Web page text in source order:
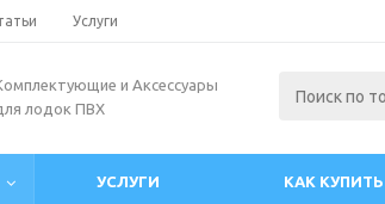
Услуги
и Аксессуары
лодок ПВХ
УСЛУГИ КАК КУПИТЬ